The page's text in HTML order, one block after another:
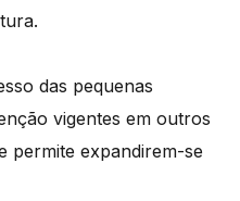
das pequenas
vigentes em outros
permite expandirem-se